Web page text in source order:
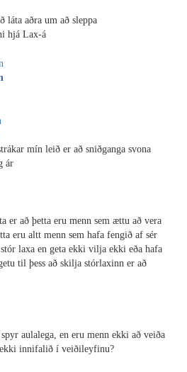
láta aðra um að sleppa
hjá Lax-á
mín leið er að sniðganga svona
ár
er að þetta eru menn sem ættu að vera
eru altt menn sem hafa fengið af sér
laxa en geta ekki vilja ekki eða hafa
til þess að skilja stórlaxinn er að
aulalega, en eru menn ekki að veiða
innifalið í veiðileyfinu?